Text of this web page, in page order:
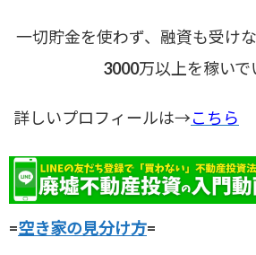
一切貯金を使わず、融資も受け
3000万以上を稼いで
詳しいプロフィールは→こちら
=空き家の見分け方=